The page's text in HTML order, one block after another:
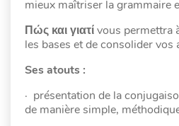
mieux maîtriser la grammaire
Πώς καιγιατίvous permettra
les bases et de consolider
Ses atouts :
· présentation de la
de manière simple,